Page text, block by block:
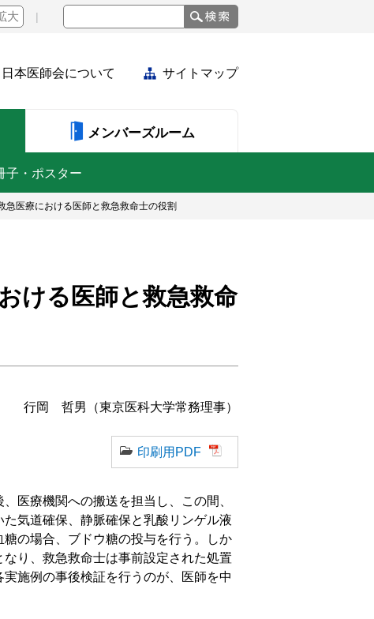
大
日本医師会について サイトマップ
メンバーズルーム
子・ポスター
医療における医師と救急救命士の役割
ける医師と救急救命
行岡 哲男（東京医科大学常務理事）
印刷用PDF
医療機関への搬送を担当し、この間、
気道確保、静脈確保と乳酸リンゲル液
の場合、ブドウ糖の投与を行う。しか
り、救急救命士は事前設定された処置
施例の事後検証を行うのが、医師を中